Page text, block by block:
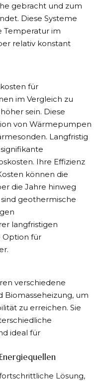
gebracht und zum
Diese Systeme
Temperatur im
relativ konstant
für
im Vergleich zu
sein. Diese
von Wärmepumpen
Langfristig
Ihre Effizienz
können die
die Jahre hinweg
geothermische
langfristigen
Option für
verschiedene
Biomasseheizung, um
zu erreichen. Sie
ideal für
Lösung,